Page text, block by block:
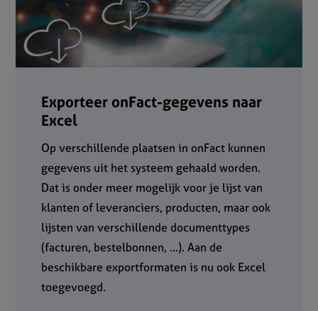
Exporteer onFact-gegevens naar
Excel
Op verschillende plaatsen in onFact kunnen
gegevens uit het systeem gehaald worden.
Dat is onder meer mogelijk voor je lijst van
klanten of leveranciers, producten, maar ook
lijsten van verschillende documenttypes
(facturen, bestelbonnen, ...). Aan de
beschikbare exportformaten is nu ook Excel
toegevoegd.